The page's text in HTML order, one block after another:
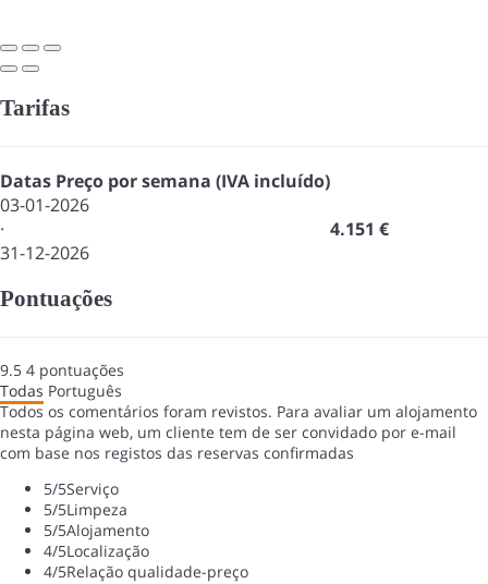
Tarifas
Datas Preço por semana (IVA incluído)
03-01-2026
·
31-12-2026
4.151 €
Pontuações
9.5 4 pontuações
Todas Português
Todos os comentários foram revistos. Para avaliar um alojamento
nesta página web, um cliente tem de ser convidado por e-mail
com base nos registos das reservas confirmadas
5/5Serviço
5/5Limpeza
5/5Alojamento
4/5Localização
4/5Relação qualidade-preço